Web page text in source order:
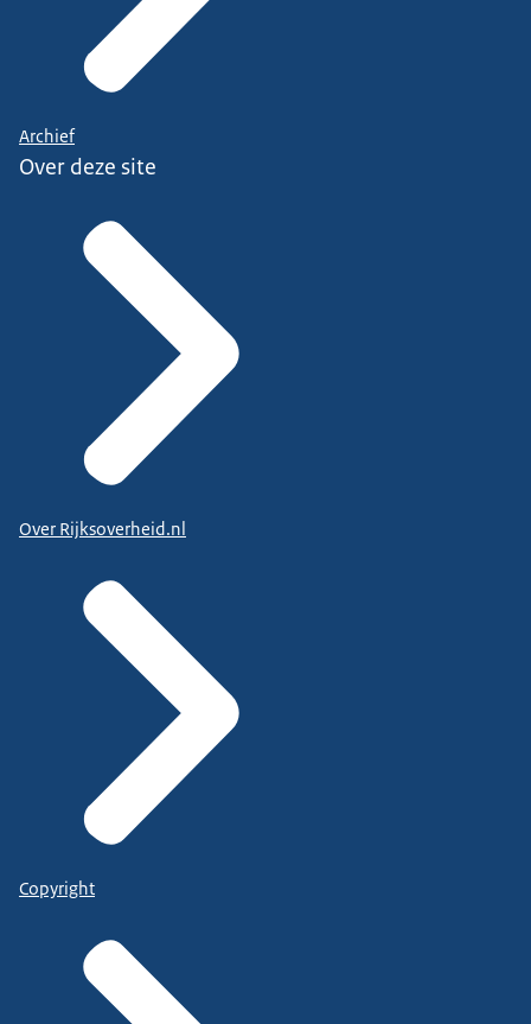
Archief
Over deze site
Over Rijksoverheid.nl
Copyright